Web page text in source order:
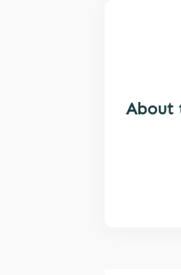
About